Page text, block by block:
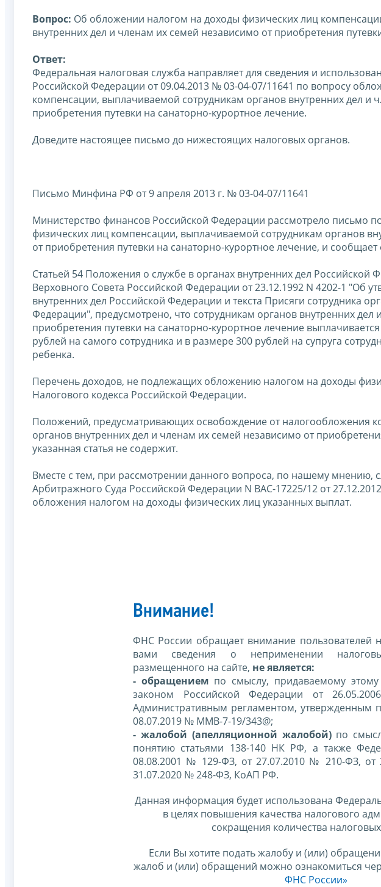
Вопрос: Об обложении налогом на доходы физических лиц
внутренних дел и членам их семей независимо от приобретения
Ответ:
Федеральная налоговая служба направляет для сведения и
Российской Федерации от 09.04.2013 № 03-04-07/11641 по вопросу
компенсации, выплачиваемой сотрудникам органов внутренних дел и
приобретения путевки на санаторно-курортное лечение.
Доведите настоящее письмо до нижестоящих налоговых органов.
Письмо Минфина РФ от 9 апреля 2013 г. № 03-04-07/11641
Министерство финансов Российской Федерации рассмотрело письмо
физических лиц компенсации, выплачиваемой сотрудникам органов
от приобретения путевки на санаторно-курортное лечение, и
Статьей 54 Положения о службе в органах внутренних дел Российской
Верховного Совета Российской Федерации от 23.12.1992 N 4202-1 "Об
внутренних дел Российской Федерации и текста Присяги сотрудника
Федерации", предусмотрено, что сотрудникам органов внутренних
приобретения путевки на санаторно-курортное лечение
рублей на самого сотрудника и в размере 300 рублей на супруга
ребенка.
Перечень доходов, не подлежащих обложению налогом на доходы
Налогового кодекса Российской Федерации.
Положений, предусматривающих освобождение от налогообложения
органов внутренних дел и членам их семей независимо от
указанная статья не содержит.
Вместе с тем, при рассмотрении данного вопроса, по нашему мнению,
Арбитражного Суда Российской Федерации N ВАС-17225/12 от
обложения налогом на доходы физических лиц указанных выплат.
Внимание!
ФНС России обращает внимание пользователей
вами сведения о неприменении
размещенного на сайте, не является:
- обращением по смыслу, придаваемому
законом Российской Федерации от
Административным регламентом, утвержденным
08.07.2019 № ММВ-7-19/343@;
- жалобой (апелляционной жалобой)по
понятию статьями 138-140 НК РФ, а также
08.08.2001 № 129-ФЗ, от 27.07.2010 № 210-ФЗ, от
31.07.2020 № 248-ФЗ, КоАП РФ.
Данная информация будет использована
в целях повышения качества налогового
сокращения количества
Если Вы хотите подать жалобу и (или)
жалоб и (или) обращений можно ознакомиться
ФНС России»